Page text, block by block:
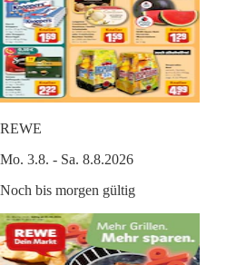
REWE
Mo. 3.8. - Sa. 8.8.2026
Noch bis morgen gültig